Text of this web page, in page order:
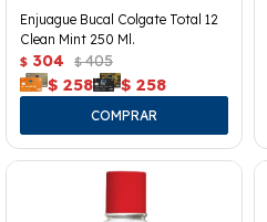
Enjuague Bucal Colgate Total 12
Clean Mint 250 Ml.
$ 304 $ 405
$ 258 $ 258